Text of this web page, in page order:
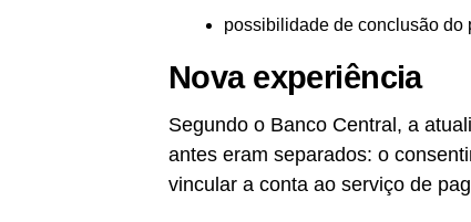
possibilidade de conclusão do
Nova experiência
Segundo o Banco Central, a
antes eram separados: o
vincular a conta ao serviço de